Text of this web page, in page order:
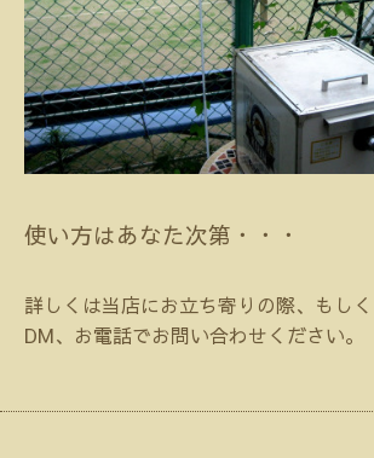
使い方はあなた次第・・・
詳しくは当店にお立ち寄りの際、もし
DM、お電話でお問い合わせください。